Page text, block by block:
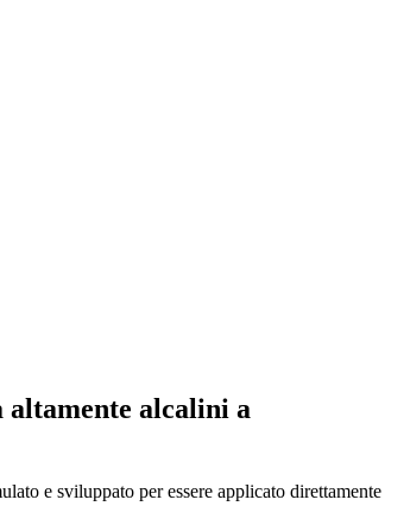
altamente alcalini a
e sviluppato per essere applicato direttamente